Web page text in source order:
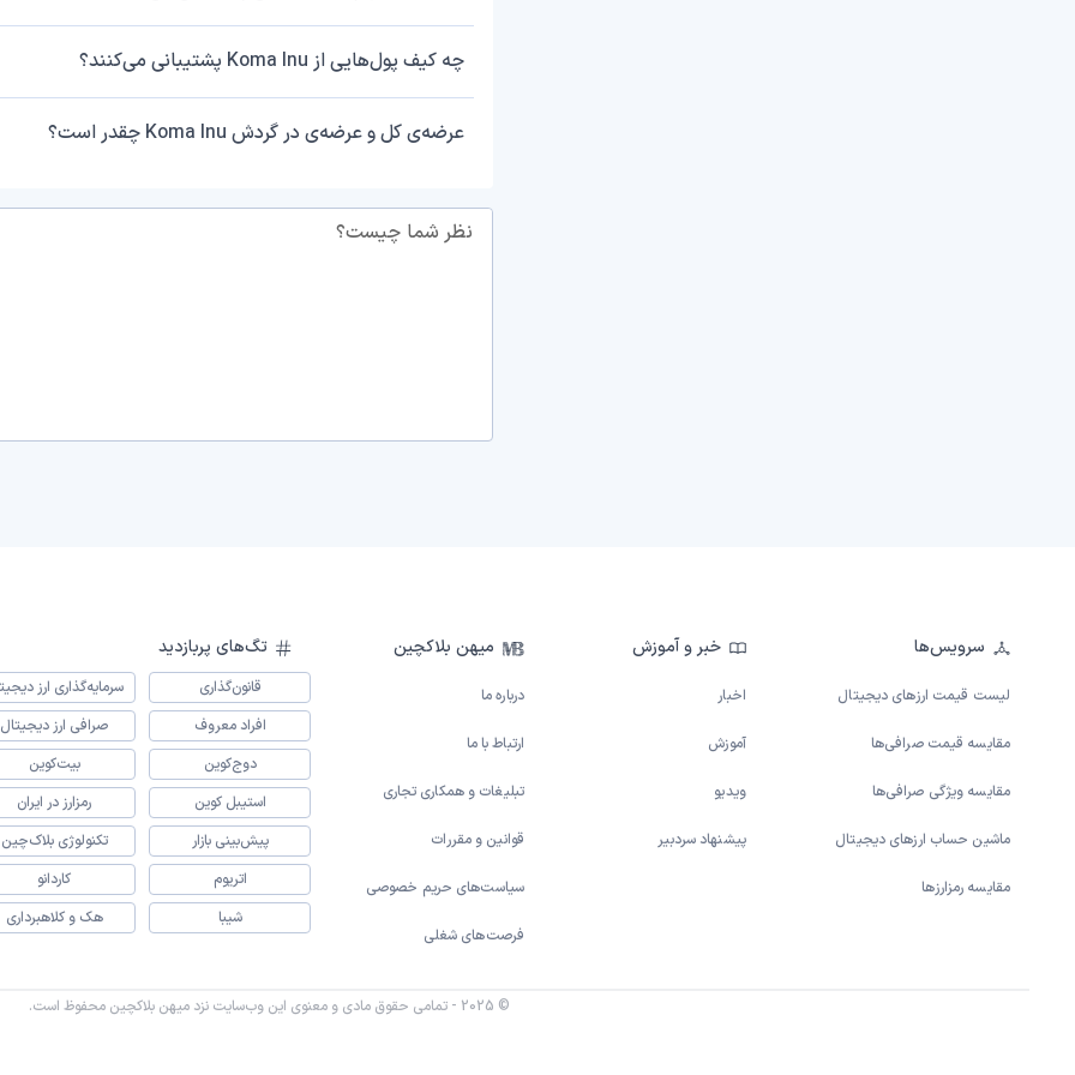
چه کیف پول‌هایی از Koma Inu پشتیبانی می‌کنند؟
عرضه‌ی کل و عرضه‌ی در گردش Koma Inu چقدر است؟
نظر شما چیست؟
سرویس‌ها
لیست قیمت ارزهای دیجیتال
مقایسه قیمت صرافی‌ها
مقایسه ویژگی صرافی‌ها
ماشین حساب ارزهای دیجیتال
مقایسه رمزارزها
خبر و آموزش
اخبار
آموزش
ویدیو
پیشنهاد سردبیر
میهن بلاکچین
درباره ما
ارتباط با ما
تبلیغات و همکاری تجاری
قوانین و مقررات
سیاست‌های حریم خصوصی
فرصت‌های شغلی
تگ‌های پربازدید
قانون‌گذاری
سرمایه‌گذاری ارز
افراد معروف
صرافی ارز دیجیتال
دوج‌کوین
بیت‌کوین
استیبل کوین
رمزارز در ایران
پیش‌بینی بازار
تکنولوژی بلاک‌چین
اتریوم
کاردانو
شیبا
هک و کلاهبرداری
© 2025 - تمامی حقوق مادی و معنوی این وب‌سایت نزد میهن بلاکچین محفوظ است.